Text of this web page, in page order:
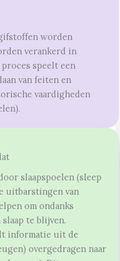
worden
verankerd in
speelt een
van feiten en
vaardigheden
slaapspoelen (sleep
uitbarstingen van
om ondanks
te blijven.
informatie uit de
overgedragen naar